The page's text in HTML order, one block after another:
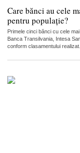
Care bănci au cele
pentru populație?
Primele cinci bănci cu cele
Banca Transilvania, Intesa
conform clasamentului